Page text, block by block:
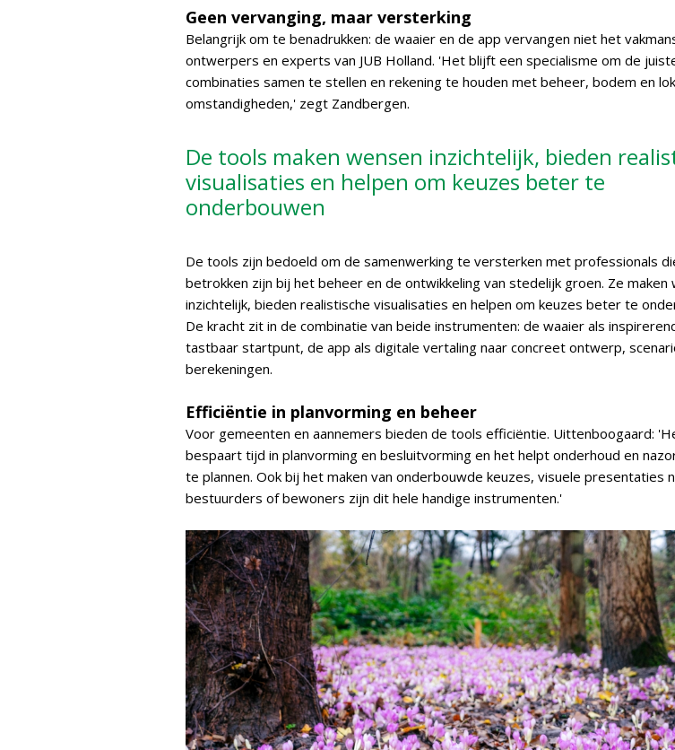
Geen vervanging, maar versterking
Belangrijk om te benadrukken: de waaier en de app vervangen niet het
ontwerpers en experts van JUB Holland. 'Het blijft een specialisme om de
combinaties samen te stellen en rekening te houden met beheer, bodem en
omstandigheden,' zegt Zandbergen.
De tools maken wensen inzichtelijk, bieden
visualisaties en helpen om keuzes beter te
onderbouwen
De tools zijn bedoeld om de samenwerking te versterken met professionals
betrokken zijn bij het beheer en de ontwikkeling van stedelijk groen. Ze maken
inzichtelijk, bieden realistische visualisaties en helpen om keuzes beter te
De kracht zit in de combinatie van beide instrumenten: de waaier als
tastbaar startpunt, de app als digitale vertaling naar concreet ontwerp,
berekeningen.
Efficiëntie in planvorming en beheer
Voor gemeenten en aannemers bieden de tools efficiëntie. Uittenboogaard:
bespaart tijd in planvorming en besluitvorming en het helpt onderhoud en
te plannen. Ook bij het maken van onderbouwde keuzes, visuele presentaties
bestuurders of bewoners zijn dit hele handige instrumenten.'